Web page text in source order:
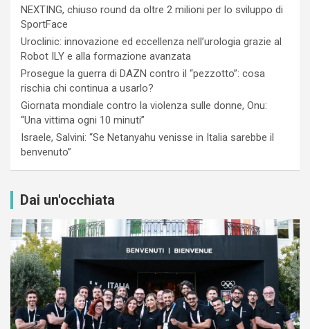
NEXTING, chiuso round da oltre 2 milioni per lo sviluppo di
SportFace
Uroclinic: innovazione ed eccellenza nell’urologia grazie al
Robot ILY e alla formazione avanzata
Prosegue la guerra di DAZN contro il “pezzotto”: cosa
rischia chi continua a usarlo?
Giornata mondiale contro la violenza sulle donne, Onu:
“Una vittima ogni 10 minuti”
Israele, Salvini: “Se Netanyahu venisse in Italia sarebbe il
benvenuto”
Dai un'occhiata